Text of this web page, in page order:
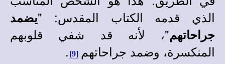
الذي قدمه الكتاب المقدس: "يضمد
جراحاتهم"، لأنه قد شفي قلوبهم
المنكسرة، وضمد جراحاتهم [9]
.